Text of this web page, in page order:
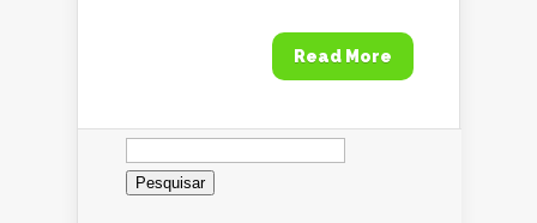
Read More
Pesquisar
por: